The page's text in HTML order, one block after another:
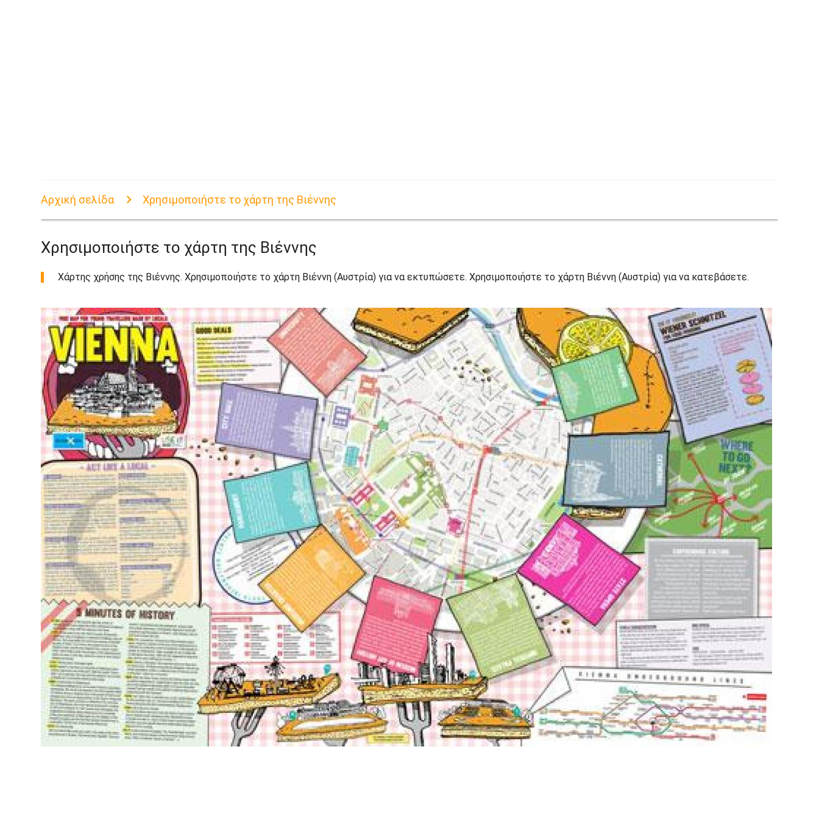
Αρχική σελίδα Χρησιμοποιήστε το χάρτη της Βιέννης
Χρησιμοποιήστε το χάρτη της Βιέννης
Χάρτης χρήσης της Βιέννης. Χρησιμοποιήστε το χάρτη Βιέννη (Αυστρία) για να εκτυπώσετε. Χρησιμοποιήστε το χάρτη Βιέννη (Αυστρία) για να κατεβάσετε.